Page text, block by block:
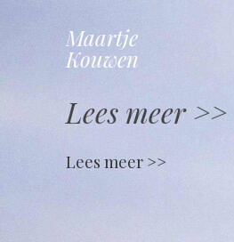
Maartje
Kouwen
Spring
naar
Lees meer >>
Lees meer >>